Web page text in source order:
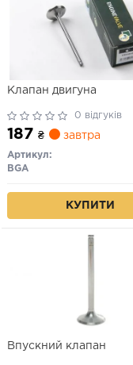
Клапан двигуна
0 відгуків
187 ₴ завтра
Артикул:
BGA
КУПИТИ
Впускний клапан